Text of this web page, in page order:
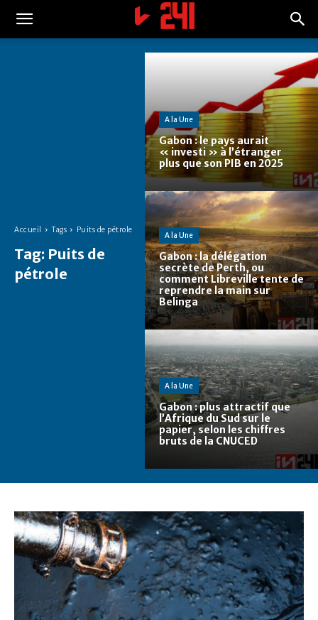
Accueil Tags Puits de pétrole
Tag: Puits de
pétrole
A la Une
Gabon : le pays aurait
« investi » à l’étranger
plus que son PIB en 2025
A la Une
Gabon : la délégation
secrète de Perth, ou
comment Libreville tente de
reprendre la main sur
Belinga
A la Une
Gabon : plus attractif que
l’Afrique du Sud sur le
papier, selon les chiffres
bruts de la CNUCED